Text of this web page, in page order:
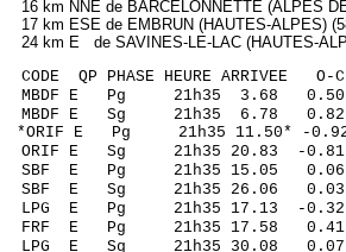
16 km NNE de BARCELONNETTE (ALPES
17 km ESE de EMBRUN (HAUTES-ALPES)
24 km E de SAVINES-LE-LAC (HAUTES-
CODE QP PHASE HEURE
MBDF E Pg 21h35 3.68
MBDF E Sg 21h35 6.78
*ORIF E Pg 21h35 11.50* -
ORIF E Sg 21h35 20.83
SBF E Pg 21h35 15.05 0.06
SBF E Sg 21h35 26.06
LPG E Pg 21h35 17.13 -
FRF E Pg 21h35 17.58 0.41
LPG E Sg 21h35 30.08